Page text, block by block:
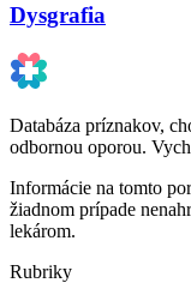
Dysgrafia
Databáza príznakov,
odbornou oporou.
Informácie na tomto
žiadnom prípade
lekárom.
Rubriky